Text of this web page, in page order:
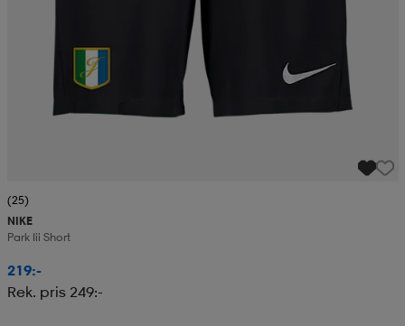
(25)
NIKE
Park Iii Short
219:-
Rek. pris 249:-